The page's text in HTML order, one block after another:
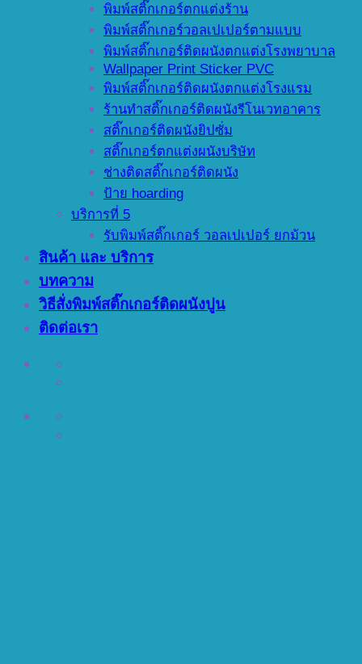
พิมพ์สติ๊กเกอร์ตกแต่งร้าน
พิมพ์สติ๊กเกอร์วอลเปเปอร์ตามแบบ
พิมพ์สติ๊กเกอร์ติดผนังตกแต่งโรงพยาบาล
Wallpaper Print Sticker PVC
พิมพ์สติ๊กเกอร์ติดผนังตกแต่งโรงแรม
ร้านทำสติ๊กเกอร์ติดผนังรีโนเวทอาคาร
สติ๊กเกอร์ติดผนังยิปซั่ม
สติ๊กเกอร์ตกแต่งผนังบริษัท
ช่างติดสติ๊กเกอร์ติดผนัง
ป้าย hoarding
บริการที่ 5
รับพิมพ์สติ๊กเกอร์ วอลเปเปอร์ ยกม้วน
สินค้า และ บริการ
บทความ
วิธีสั่งพิมพ์สติ๊กเกอร์ติดผนังปูน
ติดต่อเรา